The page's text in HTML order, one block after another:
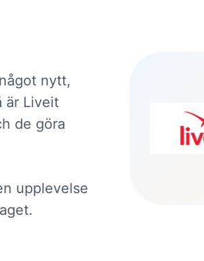
nytt,
är Liveit
de göra
upplevelse